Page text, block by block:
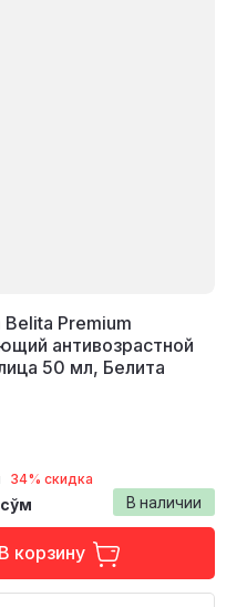
Premium
антивозрастной
50 мл, Белита
В наличии
34% скидка
сўм
В корзину